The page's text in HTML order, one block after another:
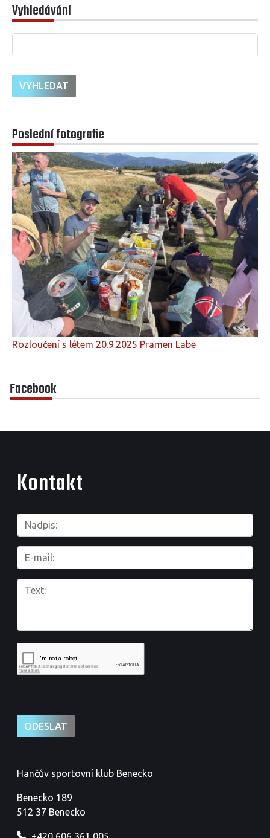
Vyhledávání
Poslední fotografie
Rozloučení s létem 20.9.2025 Pramen Labe
Facebook
Kontakt
Hančův sportovní klub Benecko
Benecko 189
512 37 Benecko